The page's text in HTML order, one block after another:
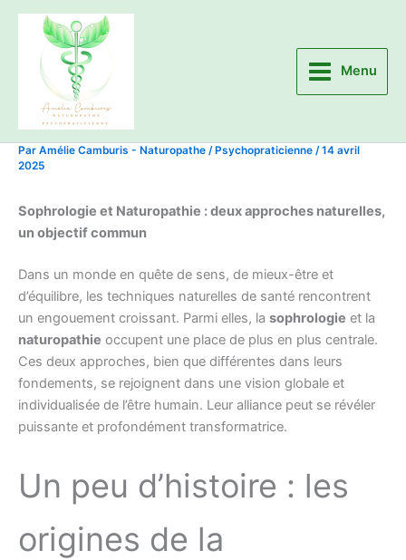
Aller
contenu
Menu
Par Amélie Camburis - Naturopathe / Psychopraticienne /14 avril
2025
Sophrologie et Naturopathie : deux approches naturelles,
un objectif commun
Dans un monde en quête de sens, de mieux-être et
d’équilibre, les techniques naturelles de santé rencontrent
un engouement croissant. Parmi elles, la sophrologie et la
naturopathie occupent une place de plus en plus centrale.
Ces deux approches, bien que différentes dans leurs
fondements, se rejoignent dans une vision globale et
individualisée de l’être humain. Leur alliance peut se révéler
puissante et profondément transformatrice.
Un peu d’histoire : les
origines de la